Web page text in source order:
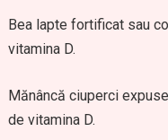
Bea lapte fortificat sau
vitamina D.
Mănâncă ciuperci
de vitamina D.